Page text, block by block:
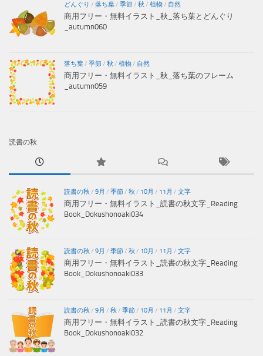
どんぐり / 落ち葉 / 季節 / 秋 / 植物 / 自然
商用フリー・無料イラスト_秋_落ち葉とどんぐり
_autumn060
落ち葉 / 季節 / 秋 / 植物 / 自然
商用フリー・無料イラスト_秋_落ち葉のフレーム
_autumn059
読書の秋
読書の秋 / 9月 / 季節 / 秋 / 10月 / 11月 / 文字
商用フリー・無料イラスト_読書の秋文字_Reading
Book_Dokushonoaki034
読書の秋 / 9月 / 季節 / 秋 / 10月 / 11月 / 文字
商用フリー・無料イラスト_読書の秋文字_Reading
Book_Dokushonoaki033
読書の秋 / 9月 / 秋 / 季節 / 10月 / 11月 / 文字
商用フリー・無料イラスト_読書の秋文字_Reading
Book_Dokushonoaki032